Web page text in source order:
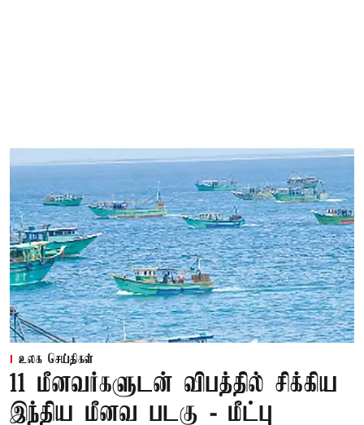
உலக செய்திகள்
11 மீனவர்களுடன் விபத்தில் சிக்கிய
இந்திய மீனவ படகு - மீட்பு